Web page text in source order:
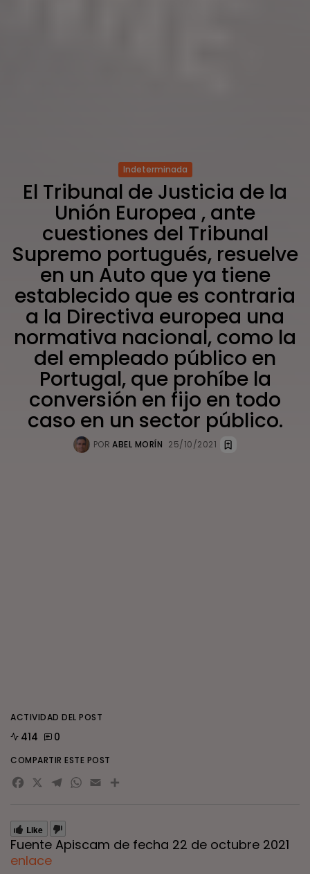
Indeterminada
El Tribunal de Justicia de la
Unión Europea , ante
cuestiones del Tribunal
Supremo portugués, resuelve
en un Auto que ya tiene
establecido que es contraria
a la Directiva europea una
normativa nacional, como la
del empleado público en
Portugal, que prohíbe la
conversión en fijo en todo
caso en un sector público.
POR ABEL MORÍN 25/10/2021
Like
Fuente Apiscam de fecha 22 de octubre 2021
enlace
ACTIVIDAD DEL POST
414 0
COMPARTIR ESTE POST
Facebook
X Telegram
WhatsApp
EmailCompartir